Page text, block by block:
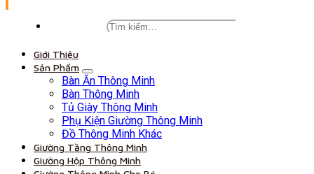
Giới Thiệu
Sản Phẩm
Bàn Ăn Thông Minh
Bàn Thông Minh
Tủ Giày Thông Minh
Phụ Kiện Giường Thông Minh
Đồ Thông Minh Khác
Giường Tầng Thông Minh
Giường Hộp Thông Minh